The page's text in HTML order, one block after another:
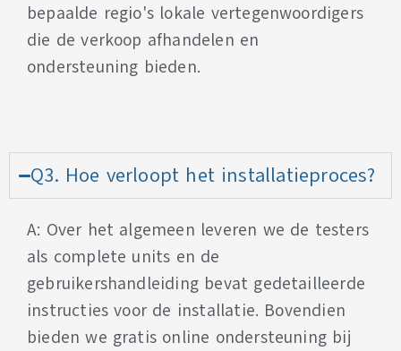
bepaalde regio's lokale vertegenwoordigers
die de verkoop afhandelen en
ondersteuning bieden.
Q3. Hoe verloopt het installatieproces?
A: Over het algemeen leveren we de testers
als complete units en de
gebruikershandleiding bevat gedetailleerde
instructies voor de installatie. Bovendien
bieden we gratis online ondersteuning bij